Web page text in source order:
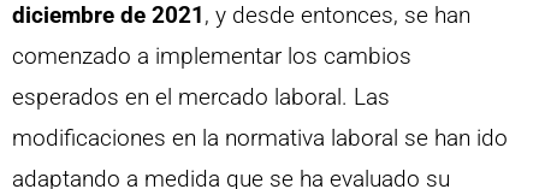
diciembre de 2021, y desde entonces, se han
comenzado a implementar los cambios
esperados en el mercado laboral. Las
modificaciones en la normativa laboral se han ido
adaptando a medida que se ha evaluado su